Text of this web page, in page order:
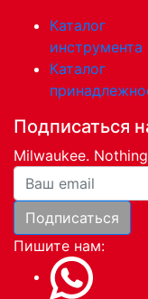
Каталог
инструмента
Каталог
Подписаться
Milwaukee.
Ваша почта
Подписаться
Пишите нам: